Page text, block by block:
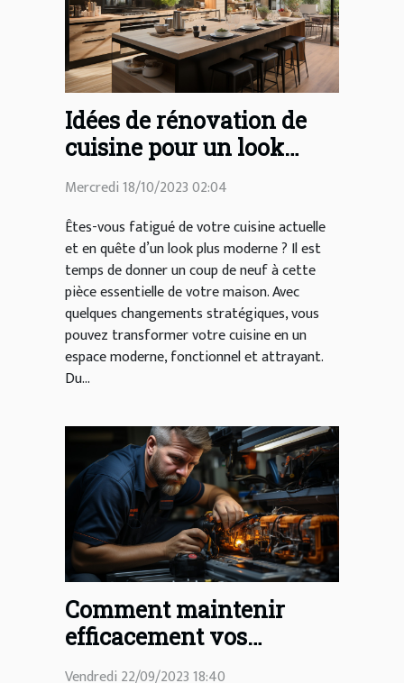
Idées de rénovation de
cuisine pour un look
moderne
Mercredi 18/10/2023 02:04
Êtes-vous fatigué de votre cuisine actuelle
et en quête d’un look plus moderne ? Il est
temps de donner un coup de neuf à cette
pièce essentielle de votre maison. Avec
quelques changements stratégiques, vous
pouvez transformer votre cuisine en un
espace moderne, fonctionnel et attrayant.
Du...
Comment maintenir
efficacement vos
canalisations à la maison
Vendredi 22/09/2023 18:40